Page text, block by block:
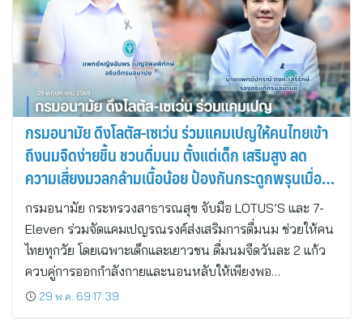
กรมอนามัย ดึงโลตัส-เซเว่น ร่วมแคมเปญให้คนไทยเข้า
ถึงนมจืดง่ายขึ้น ชวนดื่มนม ตั้งแต่เด็ก เสริมสูง ลด
ความเสี่ยงมวลกล้ามเนื้อน้อย ป้องกันกระดูกพรุนเมื่อสูง
วัย
กรมอนามัย กระทรวงสาธารณสุข จับมือ LOTUS’S และ 7-
Eleven ร่วมจัดแคมเปญรณรงค์ส่งเสริมการดื่มนม ช่วยให้คน
ไทยทุกวัย โดยเฉพาะเด็กและเยาวชน ดื่มนมจืดวันละ 2 แก้ว
ควบคู่การออกกำลังกายและนอนหลับให้เพียงพอ…
29 พ.ค. 69 17:39